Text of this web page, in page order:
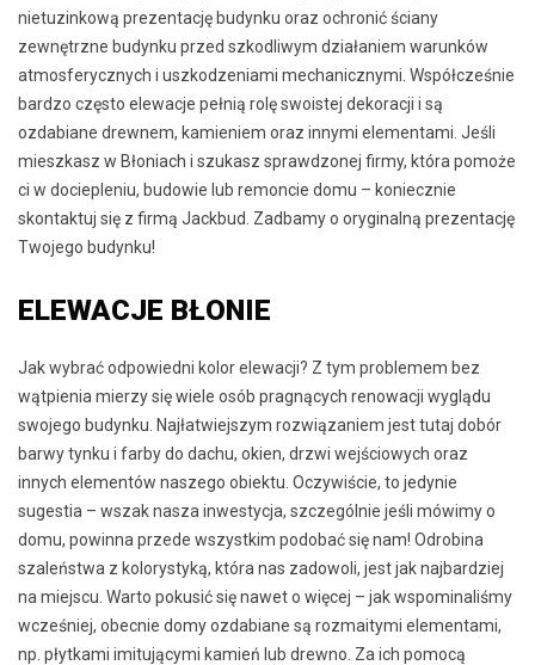
nietuzinkową prezentację budynku oraz ochronić ściany
zewnętrzne budynku przed szkodliwym działaniem warunków
atmosferycznych i uszkodzeniami mechanicznymi. Współcześnie
bardzo często elewacje pełnią rolę swoistej dekoracji i są
ozdabiane drewnem, kamieniem oraz innymi elementami. Jeśli
mieszkasz w Błoniach i szukasz sprawdzonej firmy, która pomoże
ci w dociepleniu, budowie lub remoncie domu – koniecznie
skontaktuj się z firmą Jackbud. Zadbamy o oryginalną prezentację
Twojego budynku!
ELEWACJE BŁONIE
Jak wybrać odpowiedni kolor elewacji? Z tym problemem bez
wątpienia mierzy się wiele osób pragnących renowacji wyglądu
swojego budynku. Najłatwiejszym rozwiązaniem jest tutaj dobór
barwy tynku i farby do dachu, okien, drzwi wejściowych oraz
innych elementów naszego obiektu. Oczywiście, to jedynie
sugestia – wszak nasza inwestycja, szczególnie jeśli mówimy o
domu, powinna przede wszystkim podobać się nam! Odrobina
szaleństwa z kolorystyką, która nas zadowoli, jest jak najbardziej
na miejscu. Warto pokusić się nawet o więcej – jak wspominaliśmy
wcześniej, obecnie domy ozdabiane są rozmaitymi elementami,
np. płytkami imitującymi kamień lub drewno. Za ich pomocą